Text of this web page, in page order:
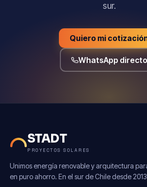
sur.
Quiero mi
WhatsApp directo
STADT
PROYECTOS SOLARES
Unimos energía renovable y arquitectura
en puro ahorro. En el sur de Chile desde